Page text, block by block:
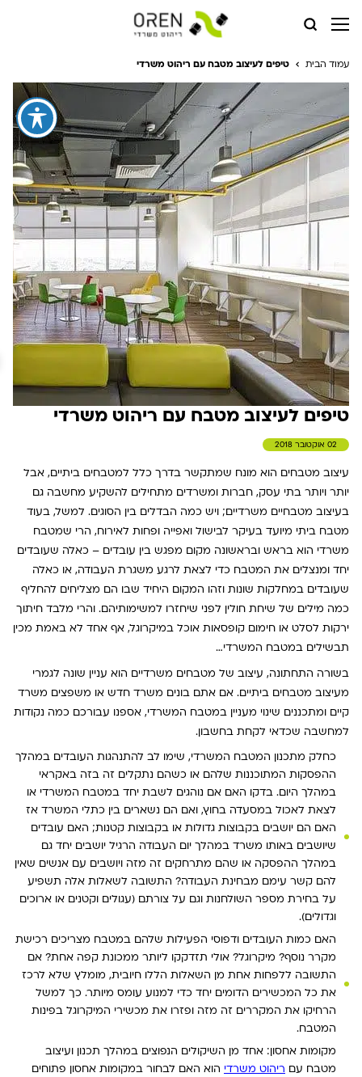
עמוד הבית טיפים לעיצוב מטבח עם ריהוט משרדי
טיפים לעיצוב מטבח עם ריהוט משרדי
02 אוקטובר 2018
עיצוב מטבחים הוא מונח שמתקשר בדרך כלל למטבחים ביתיים, אבל
יותר ויותר בתי עסק, חברות ומשרדים מתחילים להשקיע מחשבה גם
בעיצוב מטבחיים משרדיים; ויש כמה הבדלים בין הסוגים. למשל, בעוד
מטבח ביתי מיועד בעיקר לבישול ואפייה ופחות לאירוח, הרי שמטבח
משרדי הוא בראש ובראשונה מקום מפגש בין עובדים – כאלה שעובדים
יחד ומנצלים את המטבח כדי לצאת לרגע משגרת העבודה, או כאלה
שעובדים במחלקות שונות וזהו המקום היחיד שבו הם מצליחים להחליף
כמה מילים של שיחת חולין לפני שיחזרו למשימותיהם. והרי מלבד חיתוך
ירקות לסלט או חימום קופסאות אוכל במיקרוגל, אף אחד לא באמת מכין
תבשילים במטבח המשרדי…
בשורה התחתונה, עיצוב של מטבחים משרדיים הוא עניין שונה לגמרי
מעיצוב מטבחים ביתיים. אם אתם בונים משרד חדש או משפצים משרד
קיים ומתכננים שינוי מעניין במטבח המשרדי, אספנו עבורכם כמה נקודות
למחשבה שכדאי לקחת בחשבון.
כחלק מתכנון המטבח המשרדי, שימו לב להתנהגות העובדים במהלך
ההפסקות המתוכננות שלהם או כשהם נתקלים זה בזה באקראי
במהלך היום. בדקו האם אם נוהגים לשבת יחד במטבח המשרדי או
לצאת לאכול במסעדה בחוץ, ואם הם נשארים בין כתלי המשרד אז
האם הם יושבים בקבוצות גדולות או בקבוצות קטנות; האם עובדים
שיושבים באותו משרד במהלך יום העבודה הרגיל יושבים יחד גם
במהלך ההפסקה או שהם מתרחקים זה מזה ויושבים עם אנשים שאין
להם קשר עימם מבחינת העבודה? התשובה לשאלות אלה תשפיע
על בחירת מספר השולחנות וגם על צורתם (עגולים וקטנים או ארוכים
וגדולים).
האם כמות העובדים ודפוסי הפעילות שלהם במטבח מצריכים רכישת
מקרר נוסף? מיקרוגל? אולי תזדקקו ליותר ממכונת קפה אחת? אם
התשובה ללפחות אחת מן השאלות הללו חיובית, מומלץ שלא לרכז
את כל המכשירים הדומים יחד כדי למנוע עומס מיותר. כך למשל
הרחיקו את המקררים זה מזה ופזרו את מכשירי המיקרוגל בפינות
המטבח.
מקומות אחסון: אחד מן השיקולים הנפוצים במהלך תכנון ועיצוב
מטבח עם ריהוט משרדי הוא האם לבחור במקומות אחסון פתוחים